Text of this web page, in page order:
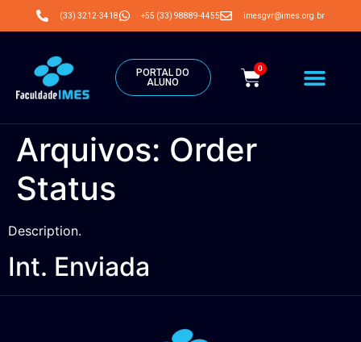
(33) 3212-3418 +55 (33) 98889-4455 imesgvr@imes.org.br
PORTAL DO
ALUNO
0
Arquivos: Order
Status
Description.
Int. Enviada